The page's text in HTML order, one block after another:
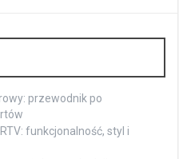
przewodnik po
funkcjonalność, styl i